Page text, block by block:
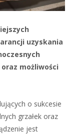
uzyskania
możliwości
o sukcesie
grzałek oraz
jest